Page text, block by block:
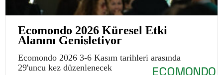
Ecomondo 2026 Küresel Etki
Alanını Genişletiyor
Ecomondo 2026 3-6 Kasım tarihleri arasında
29'uncu kez düzenlenecek